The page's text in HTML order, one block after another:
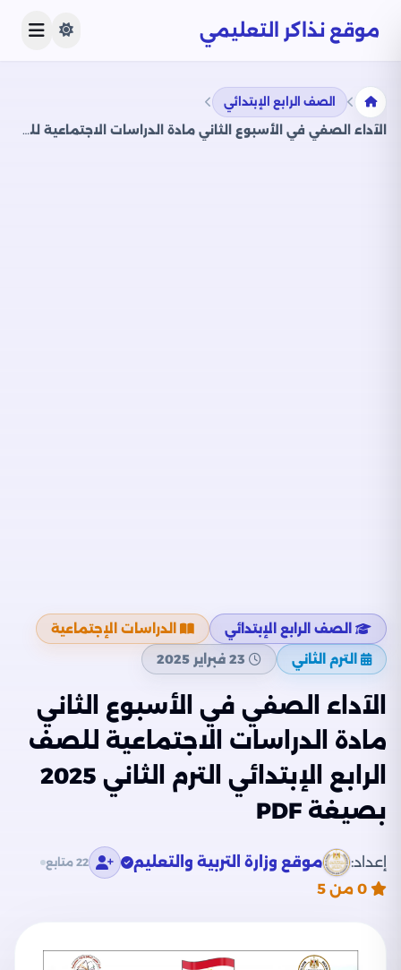
موقع نذاكر التعليمي
الصف الرابع الإبتدائي
الآداء الصفي في الأسبوع الثاني مادة الدراسات الاجتماعية للصف الرابع الإبتدائي الترم الثاني 2025 بصيغة PDF
الصف الرابع الإبتدائي
الدراسات الإجتماعية
الترم الثاني
23 فبراير 2025
الآداء الصفي في الأسبوع الثاني
مادة الدراسات الاجتماعية للصف
الرابع الإبتدائي الترم الثاني 2025
بصيغة PDF
إعداد: موقع وزارة التربية والتعليم 22 متابع
0 من 5